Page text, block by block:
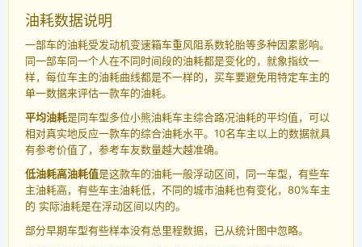
油耗数据说明
一部车的油耗受发动机变速箱车重风阻系数轮胎等多种因素影响。
同一部车同一个人在不同时间段的油耗都是变化的，就象指纹一
样，每位车主的油耗曲线都是不一样的，买车要避免用特定车主的
单一数据来评估一款车的油耗。
平均油耗是同车型多位小熊油耗车主综合路况油耗的平均值，可以
相对真实地反应一款车的综合油耗水平。10名车主以上的数据就具
有参考价值了，参考车友数量越大越准确。
低油耗高油耗值是这款车的油耗一般浮动区间，同一车型，有些车
主油耗高，有些车主油耗低，不同的城市油耗也有变化，80%车主
的 实际油耗是在浮动区间以内的。
部分早期车型有些样本没有总里程数据，已从统计图中忽略。